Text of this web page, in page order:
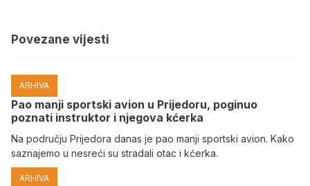
Povezane vijesti
ARHIVA
Pao manji sportski avion u Prijedoru, poginuo
poznati instruktor i njegova kćerka
Na području Prijedora danas je pao manji sportski avion. Kako
saznajemo u nesreći su stradali otac i kćerka.
ARHIVA